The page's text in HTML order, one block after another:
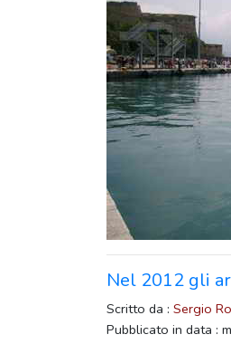
Nel 2012 gli
Scritto da : Sergio
Pubblicato in data :